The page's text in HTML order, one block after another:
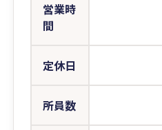
営業時
間
定休日
所員数